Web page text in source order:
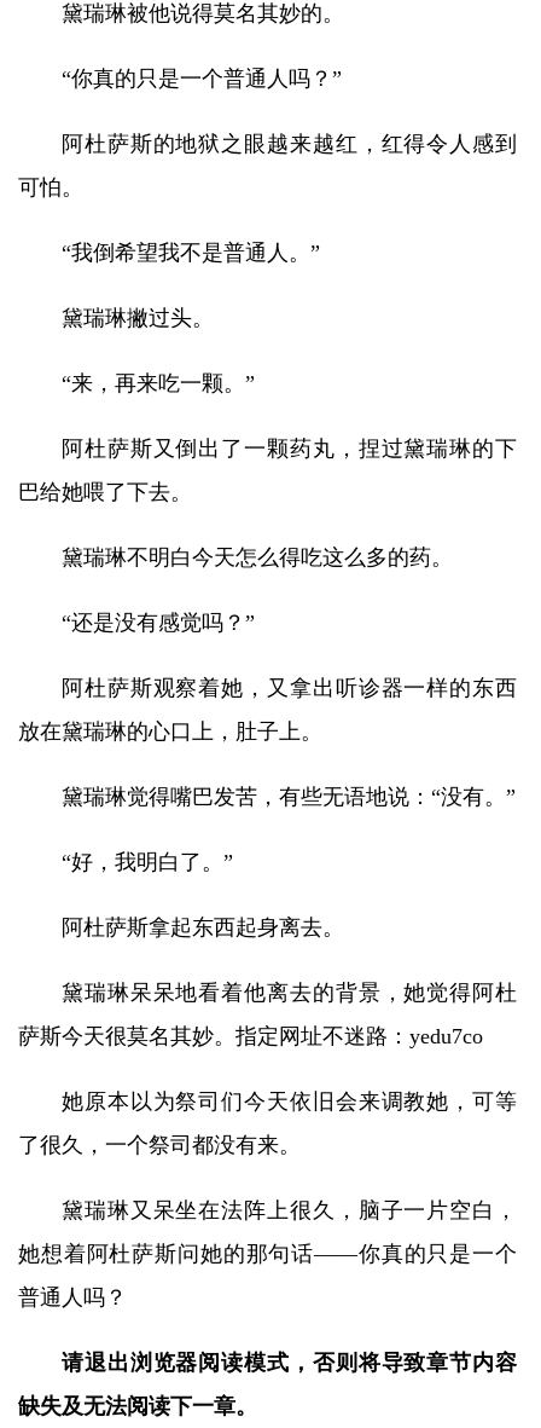
黛瑞琳被他说得莫名其妙的。
“你真的只是一个普通人吗？”
阿杜萨斯的地狱之眼越来越红，红得令人感到
可怕。
“我倒希望我不是普通人。”
黛瑞琳撇过头。
“来，再来吃一颗。”
阿杜萨斯又倒出了一颗药丸，捏过黛瑞琳的下
巴给她喂了下去。
黛瑞琳不明白今天怎么得吃这么多的药。
“还是没有感觉吗？”
阿杜萨斯观察着她，又拿出听诊器一样的东西
放在黛瑞琳的心口上，肚子上。
黛瑞琳觉得嘴巴发苦，有些无语地说：“没有。”
“好，我明白了。”
阿杜萨斯拿起东西起身离去。
黛瑞琳呆呆地看着他离去的背景，她觉得阿杜
萨斯今天很莫名其妙。指定网址不迷路：yedu7co
她原本以为祭司们今天依旧会来调教她，可等
了很久，一个祭司都没有来。
黛瑞琳又呆坐在法阵上很久，脑子一片空白，
她想着阿杜萨斯问她的那句话——你真的只是一个
普通人吗？
请退出浏览器阅读模式，否则将导致章节内容
缺失及无法阅读下一章。